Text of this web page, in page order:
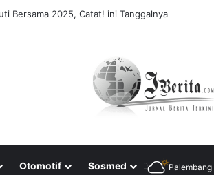
Bersama 2025, Catat! ini Tanggalnya
Otomotif Sosmed Palembang